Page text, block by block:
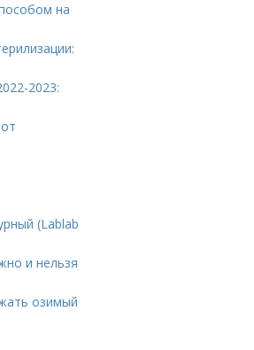
на
2023:
(Lablab
и нельзя
озимый